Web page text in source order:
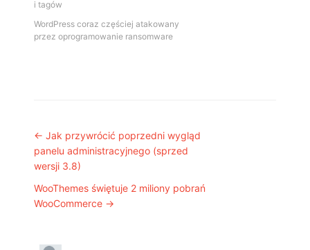
i tagów
WordPress coraz częściej atakowany
przez oprogramowanie ransomware
Post navigation
← Jak przywrócić poprzedni wygląd
panelu administracyjnego (sprzed
wersji 3.8)
WooThemes świętuje 2 miliony pobrań
WooCommerce →